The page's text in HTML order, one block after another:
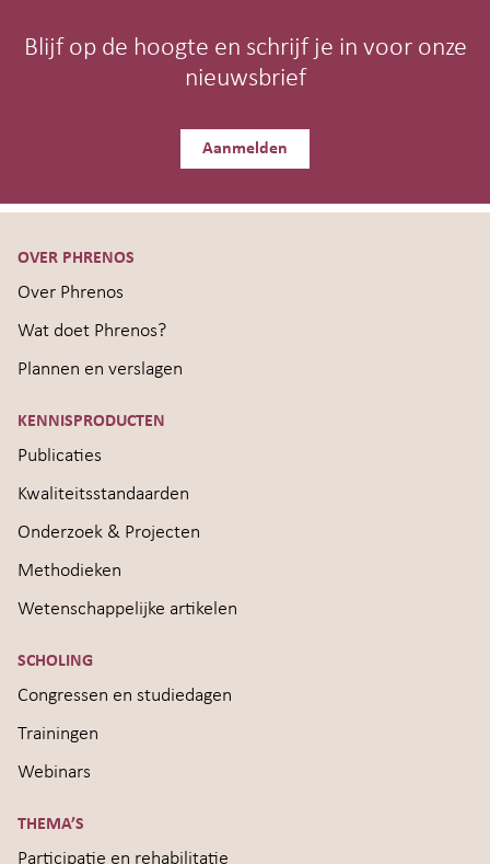
Blijf op de hoogte en schrijf je in voor onze
nieuwsbrief
Aanmelden
OVER PHRENOS
Over Phrenos
Wat doet Phrenos?
Plannen en verslagen
KENNISPRODUCTEN
Publicaties
Kwaliteitsstandaarden
Onderzoek & Projecten
Methodieken
Wetenschappelijke artikelen
SCHOLING
Congressen en studiedagen
Trainingen
Webinars
THEMA’S
Participatie en rehabilitatie